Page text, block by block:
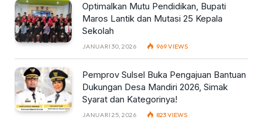
Optimalkan Mutu Pendidikan, Bupati
Maros Lantik dan Mutasi 25 Kepala
Sekolah
JANUARI 30, 2026 969VIEWS
Pemprov Sulsel Buka Pengajuan Bantuan
Dukungan Desa Mandiri 2026, Simak
Syarat dan Kategorinya!
JANUARI 25, 2026 823VIEWS